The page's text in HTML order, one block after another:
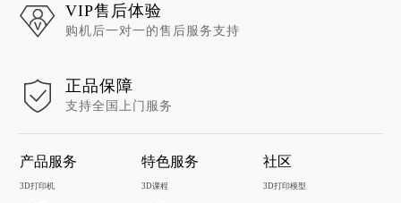
VIP售后体验
购机后一对一的售后服务支持
正品保障
支持全国上门服务
产品服务
3D打印机
特色服务
3D课程
社区
3D打印模型